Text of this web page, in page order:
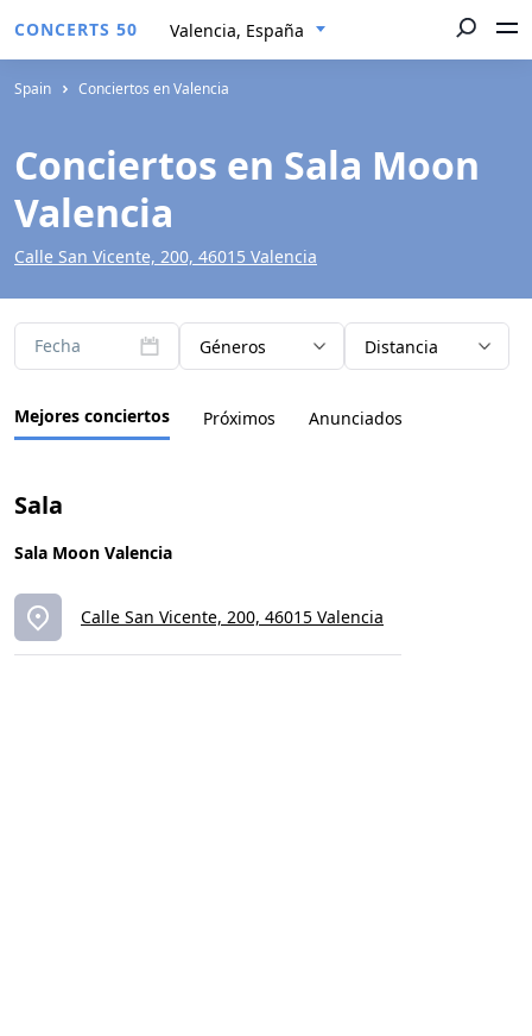
CONCERTS 50 Valencia, España
Spain Conciertos en Valencia
Conciertos en Sala Moon
Valencia
Calle San Vicente, 200, 46015 Valencia
Fecha Géneros Distancia
Mejores conciertos Próximos Anunciados
Sala
Sala Moon Valencia
Calle San Vicente, 200, 46015 Valencia